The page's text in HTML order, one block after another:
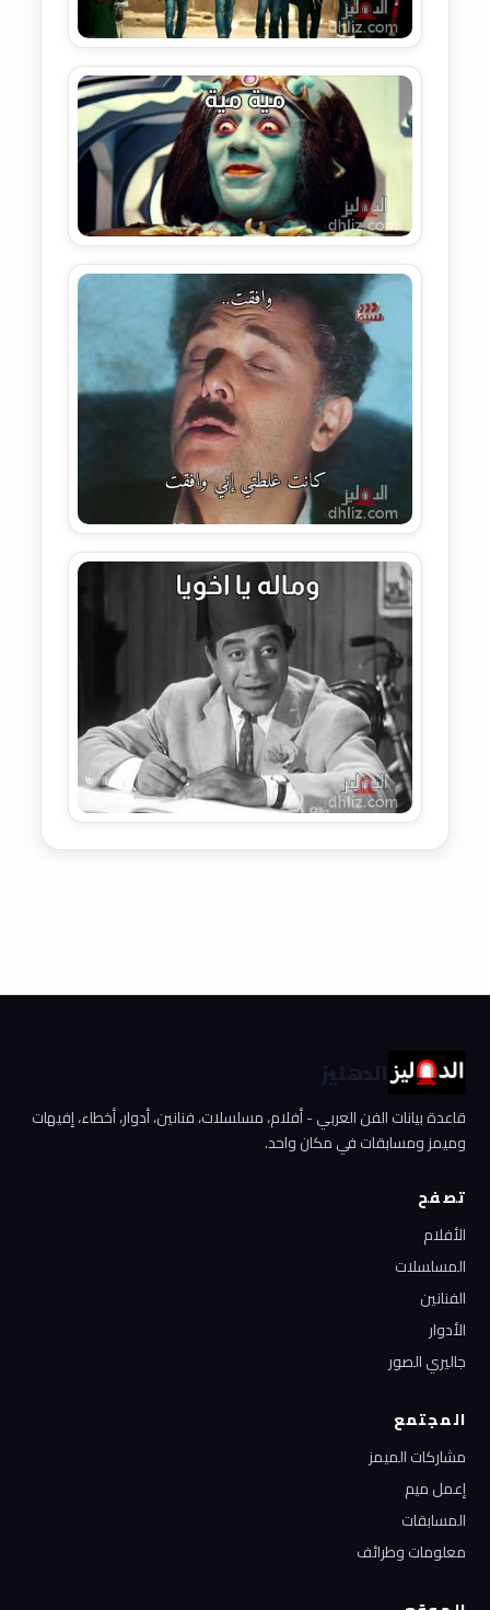
الدهليز
قاعدة بيانات الفن العربي - أفلام، مسلسلات، فنانين، أدوار، أخطاء، إفيهات
وميمز ومسابقات في مكان واحد.
تصفح
الأفلام
المسلسلات
الفنانين
الأدوار
جاليري الصور
المجتمع
مشاركات الميمز
إعمل ميم
المسابقات
معلومات وطرائف